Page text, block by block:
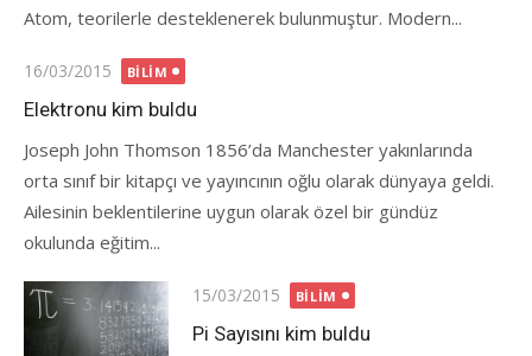
Atom, teorilerle desteklenerek bulunmuştur. Modern...
Posted
on
16/03/2015 BILIM
Elektronu kim buldu
Joseph John Thomson 1856’da Manchester yakınlarında
orta sınıf bir kitapçı ve yayıncının oğlu olarak dünyaya geldi.
Ailesinin beklentilerine uygun olarak özel bir gündüz
okulunda eğitim...
Posted
on
15/03/2015 BILIM
Pi Sayısını kim buldu